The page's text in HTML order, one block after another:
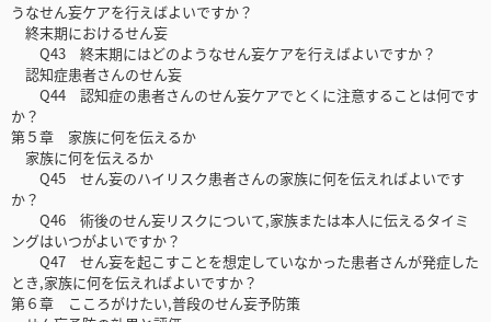
うなせん妄ケアを行えばよいですか？
終末期におけるせん妄
Q43 終末期にはどのようなせん妄ケアを行えばよいですか？
認知症患者さんのせん妄
Q44 認知症の患者さんのせん妄ケアでとくに注意することは何です
か？
第５章 家族に何を伝えるか
家族に何を伝えるか
Q45 せん妄のハイリスク患者さんの家族に何を伝えればよいです
か？
Q46 術後のせん妄リスクについて,家族または本人に伝えるタイミ
ングはいつがよいですか？
Q47 せん妄を起こすことを想定していなかった患者さんが発症した
とき,家族に何を伝えればよいですか？
第６章 こころがけたい,普段のせん妄予防策